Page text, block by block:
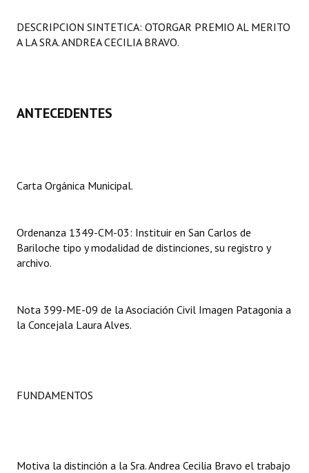
LEGISLACIÓN
Carta Orgánica 2007
DOCUMENTOS
Informes de Gestión
Dictámenes Asesoría Letrada
Ejecución Presupuestaria
NORMATIVA
DESCRIPCION SINTETICA: OTORGAR PREMIO AL MERITO
A LA SRA. ANDREA CECILIA BRAVO.
ANTECEDENTES
Carta Orgánica Municipal.
Ordenanza 1349-CM-03: Instituir en San Carlos de
Bariloche tipo y modalidad de distinciones, su registro y
archivo.
Nota 399-ME-09 de la Asociación Civil Imagen Patagonia a
la Concejala Laura Alves.
FUNDAMENTOS
Motiva la distinción a la Sra. Andrea Cecilia Bravo el trabajo